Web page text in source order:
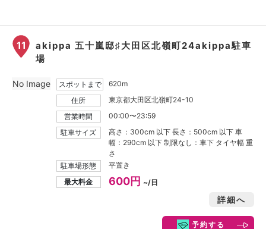
11
akippa 五十嵐邸♯大田区北嶺町24akippa駐車
場
スポットまで
620m
住所
東京都大田区北嶺町24-10
営業時間
00:00〜23:59
駐車サイズ
高さ：300cm 以下 長さ：500cm 以下 車
幅：290cm 以下 制限なし：車下 タイヤ幅 重
さ
駐車場形態
平置き
最大料金
600円 ~/日
詳細へ
予約する
No Image